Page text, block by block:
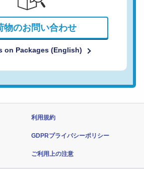
物のお問い合わせ
on Packages (English)
利用規約
GDPRプライバシーポリシー
ご利用上の注意